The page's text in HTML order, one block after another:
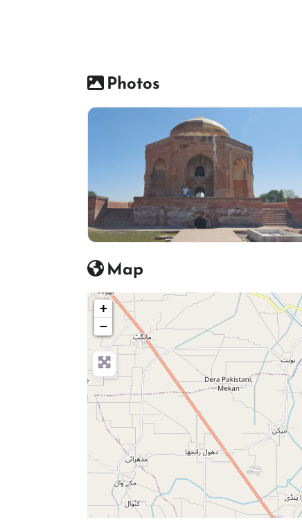
Photos
Map
+
−